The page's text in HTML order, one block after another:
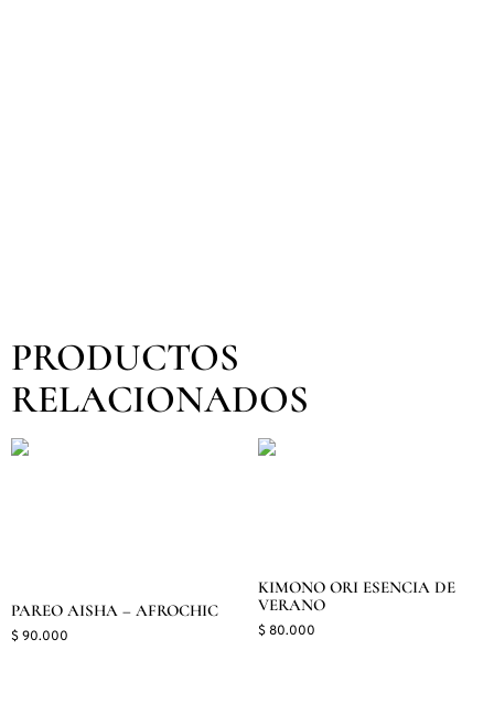
PRODUCTOS
RELACIONADOS
PAREO AISHA – AFROCHIC
$90.000
KIMONO ORI ESENCIA DE
VERANO
$80.000